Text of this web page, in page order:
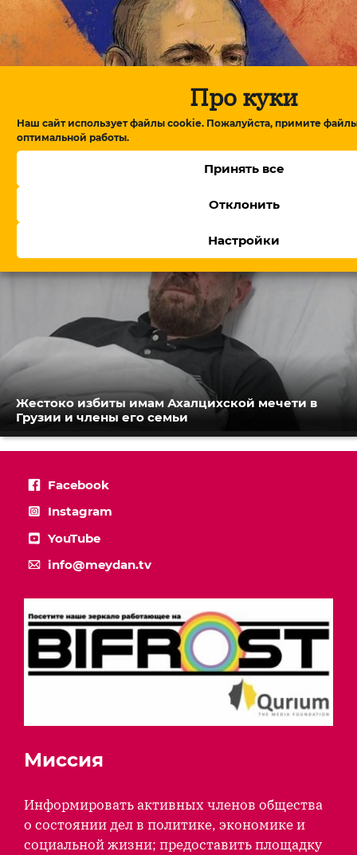
Про куки
Наш сайт использует файлы cookie. Пожалуйста, примите
оптимальной работы.
Принять все
Отклонить
Настройки
В Армении утвердили правительство, Пашинян
обещает посты профессионалам
Жестоко избиты имам Ахалцихской мечети в
Грузии и члены его семьи
Facebook
Instagram
YouTube
info@meydan.tv
Миссия
Информировать активных членов общества
о состоянии дел в политике, экономике и
социальной жизни; предоставить площадку